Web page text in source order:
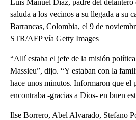
Luis Manuel Díaz, padre del
saluda a los vecinos a su llegada a su
Barrancas, Colombia, el 9 de
STR/AFP vía Getty Images
“Allí estaba el jefe de la misión
Massieu”, dijo. “Y estaban con la
hace unos minutos. Informaron que el
encontraba -gracias a Dios- en buen
Ilse Borrero, Abel Alvarado, Stefano